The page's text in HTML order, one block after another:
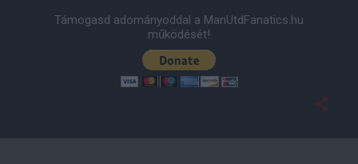
Támogasd adományoddal a ManUtdFanatics.hu
működését!